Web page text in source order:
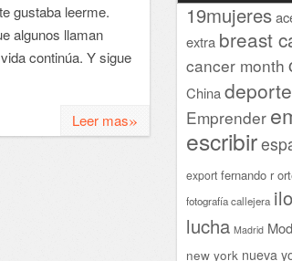
gustaba leerme.
algunos llaman
continúa. Y sigue
Leer mas»
19mujeres
extra breast
cancer month
Chinadeporte
Emprender
escribir
export fernando r
fotografía callejera
lucha Madrid
new york nueva